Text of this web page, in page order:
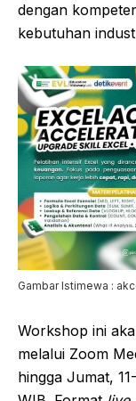
dengan
kebutuhan
Gambar Istimewa :
Workshop ini
melalui Zoom
hingga Jumat,